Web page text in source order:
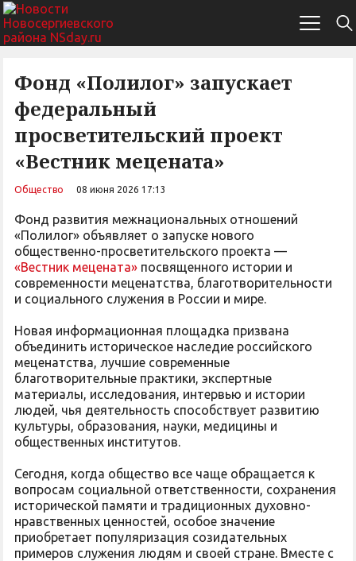
Фонд «Полилог» запускает
федеральный
просветительский проект
«Вестник мецената»
Общество 08 июня 2026 17:13
Фонд развития межнациональных отношений
«Полилог» объявляет о запуске нового
общественно-просветительского проекта —
«Вестник мецената» посвященного истории и
современности меценатства, благотворительности
и социального служения в России и мире.
Новая информационная площадка призвана
объединить историческое наследие российского
меценатства, лучшие современные
благотворительные практики, экспертные
материалы, исследования, интервью и истории
людей, чья деятельность способствует развитию
культуры, образования, науки, медицины и
общественных институтов.
Сегодня, когда общество все чаще обращается к
вопросам социальной ответственности, сохранения
исторической памяти и традиционных духовно-
нравственных ценностей, особое значение
приобретает популяризация созидательных
примеров служения людям и своей стране. Вместе с